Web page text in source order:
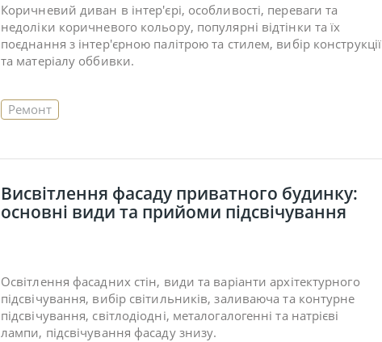
Коричневий диван в інтер'єрі, особливості, переваги та
недоліки коричневого кольору, популярні відтінки та їх
поєднання з інтер'єрною палітрою та стилем, вибір конструкції
та матеріалу оббивки.
Ремонт
Висвітлення фасаду приватного будинку:
основні види та прийоми підсвічування
Освітлення фасадних стін, види та варіанти архітектурного
підсвічування, вибір світильників, заливаюча та контурне
підсвічування, світлодіодні, металогалогенні та натрієві
лампи, підсвічування фасаду знизу.